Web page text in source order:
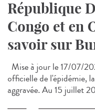
République
Congo et en
savoir sur
Mise à jour le 17/07/
officielle de l'épidémie,
aggravée. Au 15 juillet